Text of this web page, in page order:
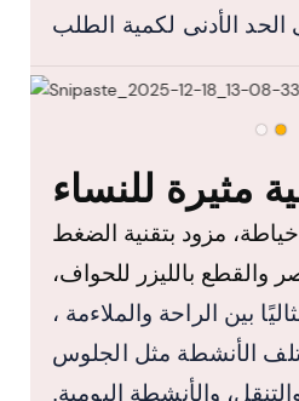
مثيرة للنساء
مزود بتقنية الضغط
والقطع بالليزر للحواف،
بين الراحة والملاءمة ،
الأنشطة مثل الجلوس
والأنشطة اليومية.